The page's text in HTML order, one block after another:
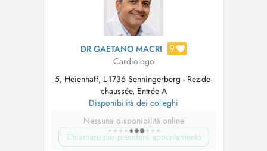
DR GAETANO MACRI 9
Cardiologo
5, Heienhaff, L-1736 Senningerberg - Rez-de-
chaussée, Entrée A
Disponibilità dei colleghi
Nessuna disponibilità online
Chiamare per prendere appuntamento